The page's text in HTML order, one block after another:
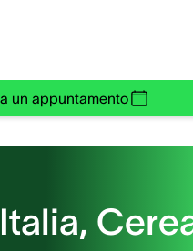
un appuntamento